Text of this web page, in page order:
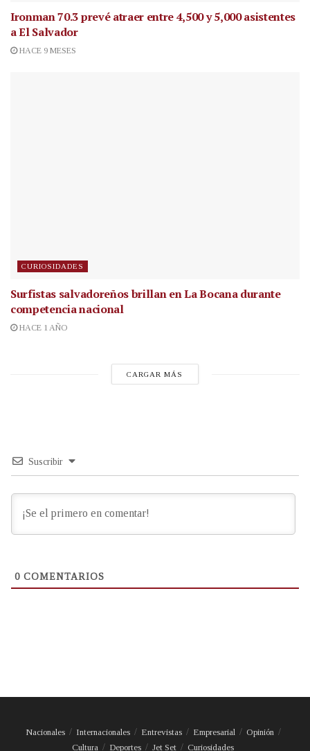
Ironman 70.3 prevé atraer entre 4,500 y 5,000 asistentes
a El Salvador
HACE 9 MESES
CURIOSIDADES
Surfistas salvadoreños brillan en La Bocana durante
competencia nacional
HACE 1 AÑO
CARGAR MÁS
Suscribir
0 COMENTARIOS
Nacionales Internacionales Entrevistas Empresarial
Opinión
Cultura
Deportes Jet Set Curiosidades